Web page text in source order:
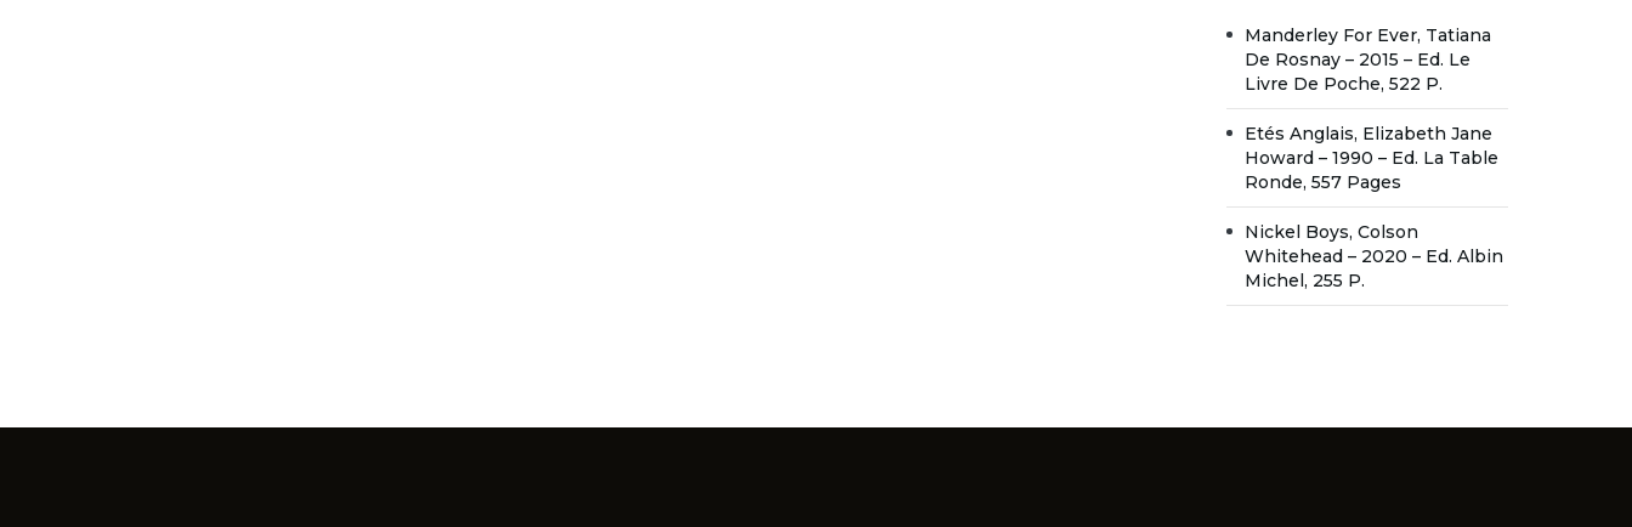
Manderley For Ever, Tatiana
De Rosnay – 2015 – Ed. Le
Livre De Poche, 522 P.
Etés Anglais, Elizabeth Jane
Howard – 1990 – Ed. La Table
Ronde, 557 Pages
Nickel Boys, Colson
Whitehead – 2020 – Ed. Albin
Michel, 255 P.